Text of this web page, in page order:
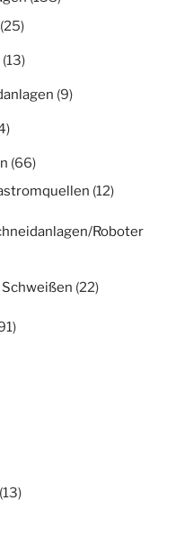
(25)
(13)
(9)
(66)
(12)
Roboter
(22)
(13)